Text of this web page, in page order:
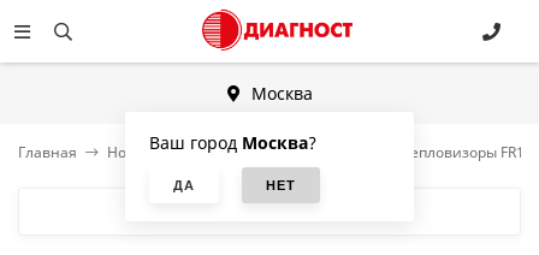
Москва
Ваш город Москва?
Главная Новости Поступили в продажу новые тепловизоры